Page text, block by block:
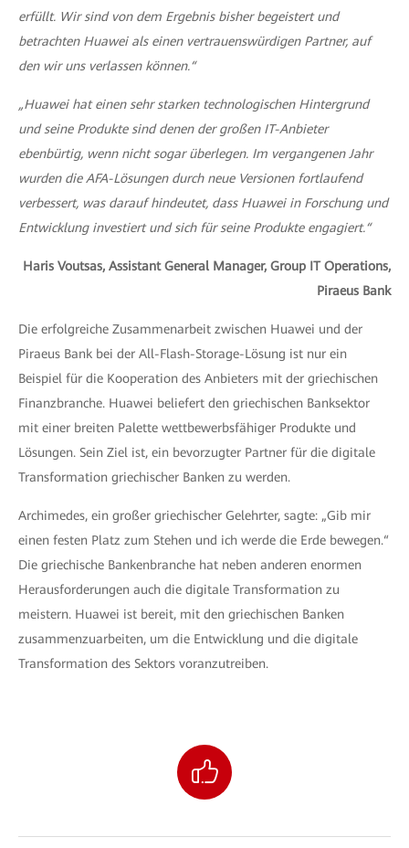
erfüllt. Wir sind von dem Ergebnis bisher begeistert und
betrachten Huawei als einen vertrauenswürdigen Partner, auf
den wir uns verlassen können.“
„Huawei hat einen sehr starken technologischen Hintergrund
und seine Produkte sind denen der großen IT-Anbieter
ebenbürtig, wenn nicht sogar überlegen. Im vergangenen Jahr
wurden die AFA-Lösungen durch neue Versionen fortlaufend
verbessert, was darauf hindeutet, dass Huawei in Forschung und
Entwicklung investiert und sich für seine Produkte engagiert.“
Haris Voutsas, Assistant General Manager, Group IT Operations,
Piraeus Bank
Die erfolgreiche Zusammenarbeit zwischen Huawei und der
Piraeus Bank bei der All-Flash-Storage-Lösung ist nur ein
Beispiel für die Kooperation des Anbieters mit der griechischen
Finanzbranche. Huawei beliefert den griechischen Banksektor
mit einer breiten Palette wettbewerbsfähiger Produkte und
Lösungen. Sein Ziel ist, ein bevorzugter Partner für die digitale
Transformation griechischer Banken zu werden.
Archimedes, ein großer griechischer Gelehrter, sagte: „Gib mir
einen festen Platz zum Stehen und ich werde die Erde bewegen.“
Die griechische Bankenbranche hat neben anderen enormen
Herausforderungen auch die digitale Transformation zu
meistern. Huawei ist bereit, mit den griechischen Banken
zusammenzuarbeiten, um die Entwicklung und die digitale
Transformation des Sektors voranzutreiben.